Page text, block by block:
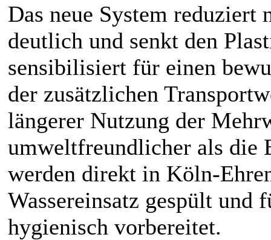
Das neue System
deutlich und senkt den
sensibilisiert für einen
der zusätzlichen
längerer Nutzung der
umweltfreundlicher als die
werden direkt in Köln-
Wassereinsatz gespült und
hygienisch vorbereitet.